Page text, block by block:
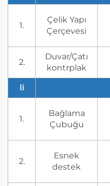
1.
Çelik Yapı
Çerçevesi
2.
Duvar/Çatı
kontrplak
Ii
1.
Bağlama
Çubuğu
2.
Esnek
destek